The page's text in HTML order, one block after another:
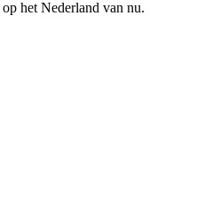
het Nederland van nu.